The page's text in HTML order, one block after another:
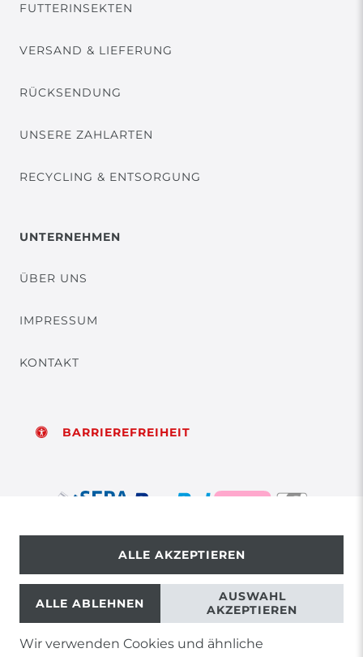
FUTTERINSEKTEN
VERSAND & LIEFERUNG
RÜCKSENDUNG
UNSERE ZAHLARTEN
RECYCLING & ENTSORGUNG
UNTERNEHMEN
ÜBER UNS
IMPRESSUM
KONTAKT
BARRIEREFREIHEIT
© Copyright 2026 | Alle Rechte vorbehalten.
1) Gilt nicht für Sendungen mit Futterinsekten,
Wir verwenden Cookies und ähnliche
ALLE AKZEPTIEREN
ALLE ABLEHNEN
AUSWAHL
AKZEPTIEREN